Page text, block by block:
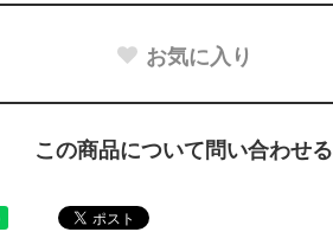
お気に入り
この商品について問い合わせる